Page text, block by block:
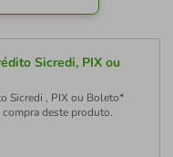
Sicredi, PIX ou
Sicredi , PIX ou Boleto*
deste produto.